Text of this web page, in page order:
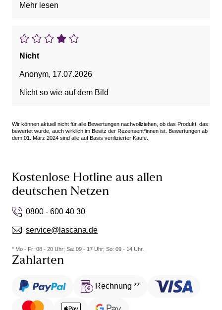
Bundgummi so verdreht dass es sehr unangenehm
Mehr lesen
Nicht
Anonym, 17.07.2026
Nicht so wie auf dem Bild
Wir können aktuell nicht für alle Bewertungen nachvollziehen, ob das Produkt, das
bewertet wurde, auch wirklich im Besitz der Rezensent*innen ist. Bewertungen ab
dem 01. März 2024 sind alle auf Basis verifizierter Käufe.
Kostenlose Hotline aus allen
deutschen Netzen
0800 - 600 40 30
service@lascana.de
* Mo - Fr: 08 - 20 Uhr; Sa: 09 - 17 Uhr; So: 09 - 14 Uhr.
Zahlarten
Rechnung **